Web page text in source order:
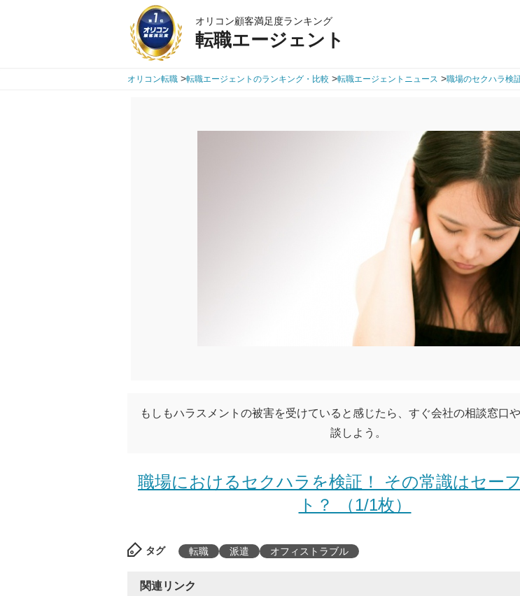
オリコン顧客満足度ランキング
転職エージェント
オリコン転職 >転職エージェントのランキング・比較 >転職エージェントニュース >職場のセクハラ検
もしもハラスメントの被害を受けていると感じたら、すぐ会社の相談窓口
談しよう。
職場におけるセクハラを検証！ その常識はセー
ト？ （1/1枚）
タグ 転職 派遣 オフィストラブル
関連リンク